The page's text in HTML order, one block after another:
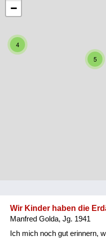
5
4
−
Wir Kinder haben die
Manfred Golda, Jg. 1941
Ich mich noch gut erinnern,